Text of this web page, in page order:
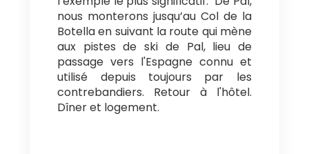
l’exemple le plus significatif. De Pal,
nous monterons jusqu’au Col de la
Botella en suivant la route qui mène
aux pistes de ski de Pal, lieu de
passage vers l'Espagne connu et
utilisé depuis toujours par les
contrebandiers. Retour à l'hôtel.
Dîner et logement.